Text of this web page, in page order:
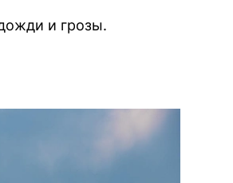
и грозы.